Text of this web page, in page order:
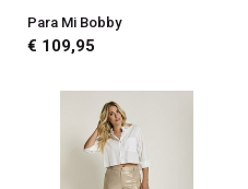
Para Mi Bobby
€ 109,95